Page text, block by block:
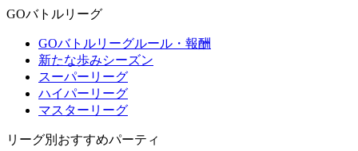
GOバトルリーグ
GOバトルリーグルール・報酬
新たな歩みシーズン
スーパーリーグ
ハイパーリーグ
マスターリーグ
リーグ別おすすめパーティ